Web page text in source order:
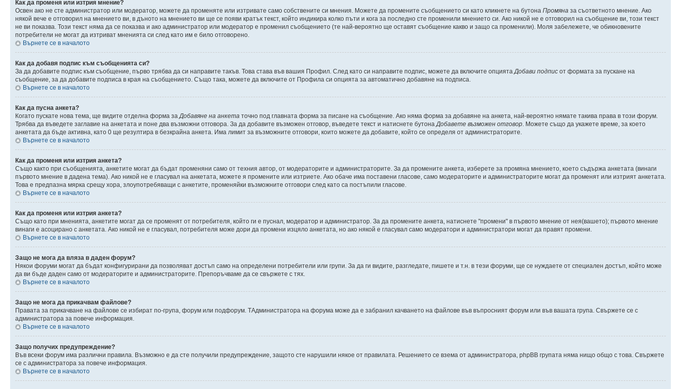
Как да променя или изтрия мнение?
Освен ако не сте администратор или модератор, можете да променяте или изтривате само собствените си мнения. Можете да промените съобщението си като кликнете на бутона Промяна за съответното мнение. Ако
някой вече е отговорил на мнението ви, в дъното на мнението ви ще се появи кратък текст, който индикира колко пъти и кога за последно сте променили мнението си. Ако никой не е отговорил на съобщение ви, този текст
не ви показва. Този текст няма да се показва и ако администратор или модератор е променил съобщението (те най-вероятно ще оставят съобщение какво и защо са променили). Моля забележете, че обикновените
потребители не могат да изтриват мненията си след като им е било отговорено.
Върнете се в началото
Как да добавя подпис към съобщенията си?
За да добавите подпис към съобщение, първо трябва да си направите такъв. Това става във вашия Профил. След като си направите подпис, можете да включите опцията Добави подпис от формата за пускане на
съобщение, за да добавите подписа в края на съобщението. Също така, можете да включите от Профила си опцията за автоматично добавяне на подписа.
Върнете се в началото
Как да пусна анкета?
Когато пускате нова тема, ще видите отделна форма за Добавяне на анкета точно под главната форма за писане на съобщение. Ако няма форма за добавяне на анкета, най-вероятно нямате такива права в този форум.
Трябва да въведете заглавие на анкетата и поне два възможни отговора. За да добавите възможен отговор, въведете текст и натиснете бутона Добавете възможен отговор . Можете също да укажете време, за което
анкетата да бъде активна, като 0 ще резултира в безкрайна анкета. Има лимит за възможните отговори, които можете да добавите, който се определя от администраторите.
Върнете се в началото
Как да променя или изтрия анкета?
Също както при съобщенията, анкетите могат да бъдат променяни само от техния автор, от модераторите и администраторите. За да промените анкета, изберете за промяна мнението, което съдържа анкетата (винаги
първото мнение в дадена тема). Ако никой не е гласувал на анкетата, можете я промените или изтриете. Ако обаче има поставени гласове, само модераторите и администраторите могат да променят или изтрият анкетата.
Това е предпазна мярка срещу хора, злоупотребяващи с анкетите, променяйки възможните отговори след като са постъпили гласове.
Върнете се в началото
Как да променя или изтрия анкета?
Също като при мненията, анкетите могат да се променят от потребителя, който ги е пуснал, модератор и администратор. За да промените анкета, натиснете "промени" в първото мнение от нея(вашето); първото мнение
винаги е асоцирано с анкетата. Ако никой не е гласувал, потребителя може дори да промени изцяло анкетата, но ако някой е гласувал само модератори и администратори могат да правят промени.
Върнете се в началото
Защо не мога да вляза в даден форум?
Някои форуми могат да бъдат конфигурирани да позволяват достъп само на определени потребители или групи. За да ги видите, разгледате, пишете и т.н. в тези форуми, ще се нуждаете от специален достъп, който може
да ви бъде даден само от модераторите и администраторите. Препоръчваме да се свържете с тях.
Върнете се в началото
Защо не мога да прикачвам файлове?
Правата за прикачване на файлове се избират по-група, форум или подфорум. TАдминистратора на форума може да е забранил качването на файлове във въпросният форум или във вашата група. Свържете се с
администратора за повече информация.
Върнете се в началото
Защо получих предупреждение?
Във всеки форум има различни правила. Възможно е да сте получили предупреждение, защото сте нарушили някое от правилата. Решението се взема от администратора, phpBB групата няма нищо общо с това. Свържете
се с администратора за повече информация.
Върнете се в началото